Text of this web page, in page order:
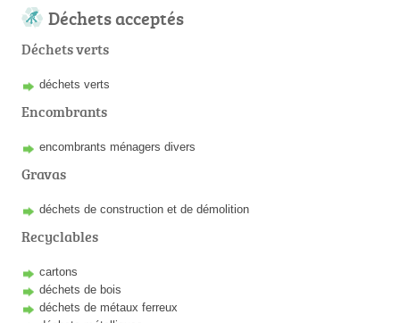
Déchets acceptés
Déchets verts
déchets verts
Encombrants
encombrants ménagers divers
Gravas
déchets de construction et de démolition
Recyclables
cartons
déchets de bois
déchets de métaux ferreux